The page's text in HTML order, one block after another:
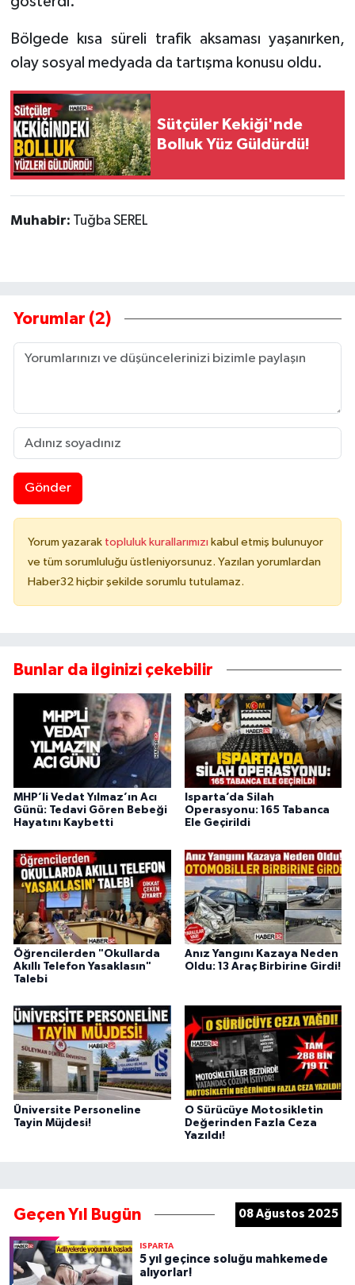
Bölgede kısa süreli trafik aksaması yaşanırken,
olay sosyal medyada da tartışma konusu oldu.
Sütçüler Kekiği'nde
Bolluk Yüz Güldürdü!
Muhabir: Tuğba SEREL
Yorumlar (2)
Gönder
Yorum yazarak topluluk kurallarımızı kabul etmiş bulunuyor
ve tüm sorumluluğu üstleniyorsunuz. Yazılan yorumlardan
Haber32 hiçbir şekilde sorumlu tutulamaz.
Bunlar da ilginizi çekebilir
MHP’li Vedat Yılmaz’ın Acı
Günü: Tedavi Gören Bebeği
Hayatını Kaybetti
Isparta’da Silah
Operasyonu: 165 Tabanca
Ele Geçirildi
Öğrencilerden "Okullarda
Akıllı Telefon Yasaklasın"
Talebi
Anız Yangını Kazaya Neden
Oldu: 13 Araç Birbirine Girdi!
Üniversite Personeline
Tayin Müjdesi!
O Sürücüye Motosikletin
Değerinden Fazla Ceza
Yazıldı!
Geçen Yıl Bugün 08 Ağustos 2025
ISPARTA
5 yıl geçince soluğu mahkemede
alıyorlar!
İletişim
Künye